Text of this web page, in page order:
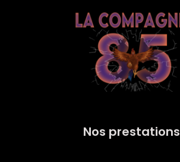
Nos prestations